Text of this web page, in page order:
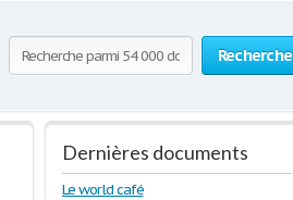
Recherche
Dernières documents
Le world café